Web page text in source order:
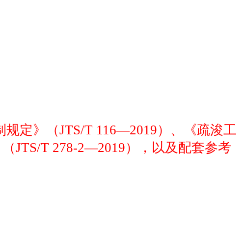
定》（JTS/T 116—2019）、《疏浚工
JTS/T 278-2—2019），以及配套参考